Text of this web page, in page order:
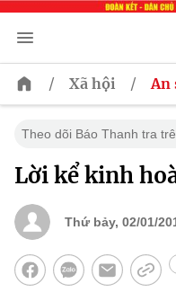
/ Xã hội / An
Theo dõi Báo Thanh tra
Lời kể kinh
Thứ bảy, 02/01/